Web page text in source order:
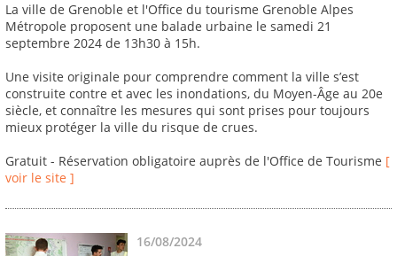
La ville de Grenoble et l'Office du tourisme Grenoble Alpes
Métropole proposent une balade urbaine le samedi 21
septembre 2024 de 13h30 à 15h.
Une visite originale pour comprendre comment la ville s’est
construite contre et avec les inondations, du Moyen-Âge au 20e
siècle, et connaître les mesures qui sont prises pour toujours
mieux protéger la ville du risque de crues.
Gratuit - Réservation obligatoire auprès de l'Office de Tourisme [
voir le site ]
16/08/2024